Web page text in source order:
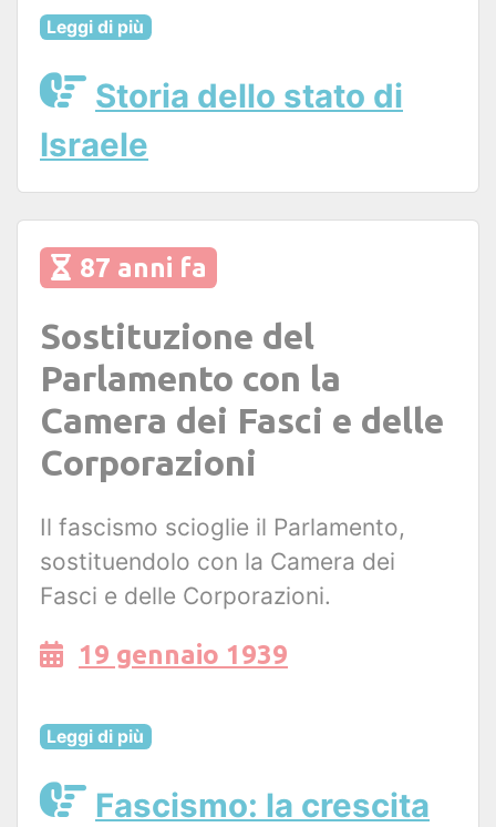
Leggi di più
Storia dello stato di
Israele
87 anni fa
Sostituzione del
Parlamento con la
Camera dei Fasci e delle
Corporazioni
Il fascismo scioglie il Parlamento,
sostituendolo con la Camera dei
Fasci e delle Corporazioni.
19 gennaio 1939
Leggi di più
Fascismo: la crescita